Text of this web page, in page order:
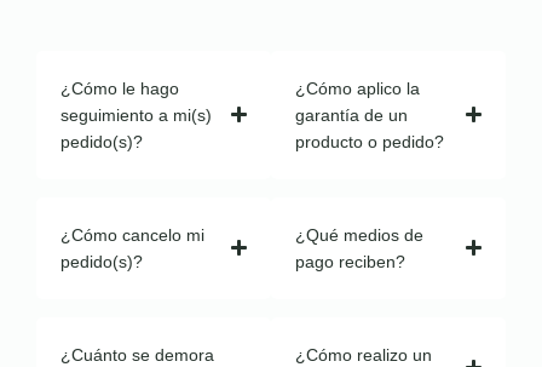
¿Cómo le hago
seguimiento a mi(s)
pedido(s)?
¿Cómo cancelo mi
pedido(s)?
¿Cuánto se demora
¿Cómo aplico la
garantía de un
producto o pedido?
¿Qué medios de
pago reciben?
¿Cómo realizo un